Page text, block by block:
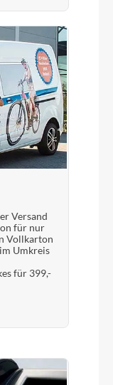
Versand
für nur
Vollkarton
Umkreis
für 399,-